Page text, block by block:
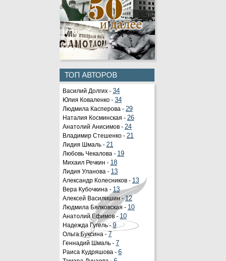
ТОП АВТОРОВ
Василий Долгих - 34
Юлия Коваленко - 34
Людмила Касперова - 29
Наталия Косминская - 26
Анатолий Анисимов - 24
Владимир Стешенко - 21
Лидия Шмаль - 21
Любовь Чекалова - 19
Михаил Речкин - 18
Лидия Уланова - 13
Александр Колесников - 13
Вера Кубочкина - 13
Алексей Василишин -12
Людмила Бялковская - 10
Анатолий Ефимов - 10
Надежда Гугель -9
Ольга Буксина - 7
Геннадий Шмаль - 7
Раиса Кудряшова - 6